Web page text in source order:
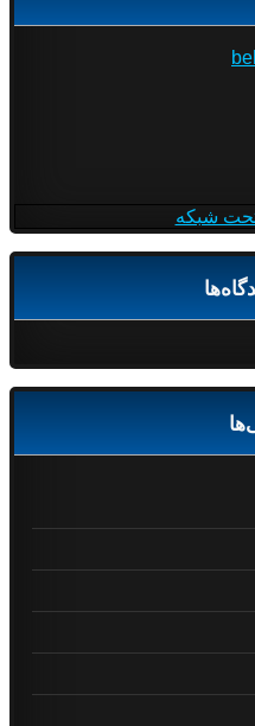
شبکه